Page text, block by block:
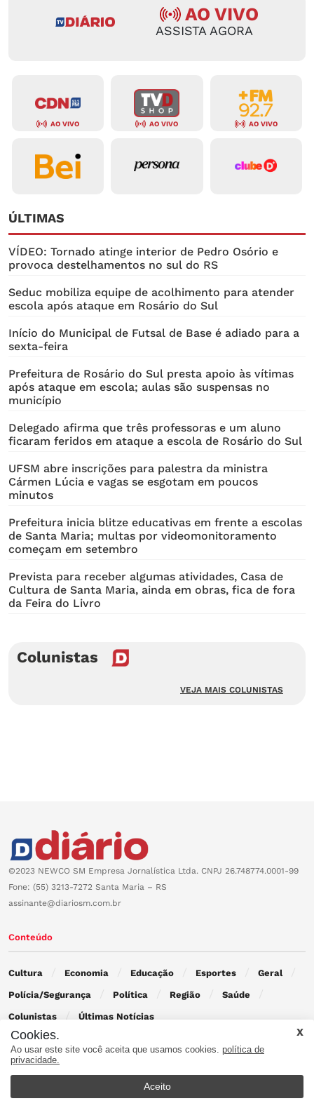
AO VIVO
ASSISTA AGORA
AO VIVO AO VIVO AO VIVO
ÚLTIMAS
VÍDEO: Tornado atinge interior de Pedro Osório e
provoca destelhamentos no sul do RS
Seduc mobiliza equipe de acolhimento para atender
escola após ataque em Rosário do Sul
Início do Municipal de Futsal de Base é adiado para a
sexta-feira
Prefeitura de Rosário do Sul presta apoio às vítimas
após ataque em escola; aulas são suspensas no
município
Delegado afirma que três professoras e um aluno
ficaram feridos em ataque a escola de Rosário do Sul
UFSM abre inscrições para palestra da ministra
Cármen Lúcia e vagas se esgotam em poucos
minutos
Prefeitura inicia blitze educativas em frente a escolas
de Santa Maria; multas por videomonitoramento
começam em setembro
Prevista para receber algumas atividades, Casa de
Cultura de Santa Maria, ainda em obras, fica de fora
da Feira do Livro
Colunistas
VEJA MAIS COLUNISTAS
©2023 NEWCO SM Empresa Jornalística Ltda. CNPJ 26.748774.0001-99
Fone: (55) 3213-7272 Santa Maria – RS
assinante@diariosm.com.br
Conteúdo
Cultura Economia Educação Esportes Geral
Polícia/Segurança Política Região Saúde
Colunistas Últimas Notícias
Contato
Cookies.
Ao usar este site você aceita que usamos cookies. política de
privacidade.
Aceito